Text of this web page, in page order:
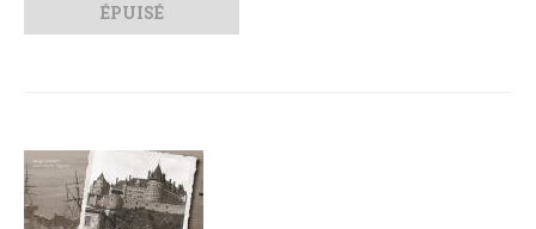
ÉPUISÉ